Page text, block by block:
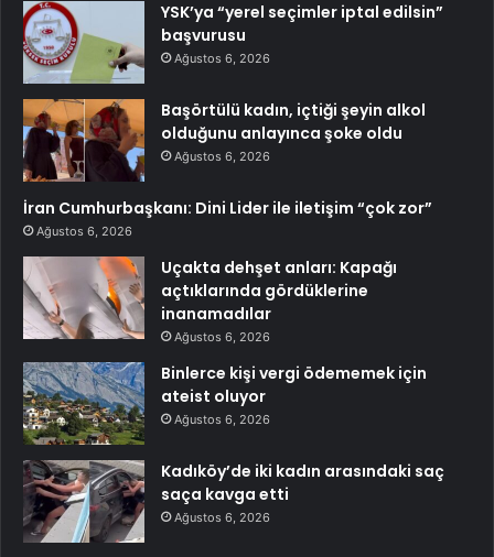
YSK’ya “yerel seçimler iptal edilsin”
başvurusu
Ağustos 6, 2026
Başörtülü kadın, içtiği şeyin alkol
olduğunu anlayınca şoke oldu
Ağustos 6, 2026
İran Cumhurbaşkanı: Dini Lider ile iletişim “çok zor”
Ağustos 6, 2026
Uçakta dehşet anları: Kapağı
açtıklarında gördüklerine
inanamadılar
Ağustos 6, 2026
Binlerce kişi vergi ödememek için
ateist oluyor
Ağustos 6, 2026
Kadıköy’de iki kadın arasındaki saç
saça kavga etti
Ağustos 6, 2026